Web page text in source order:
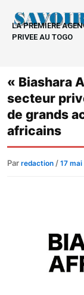
contenu
LA PREMIERE
PRIVEE AU TOGO
« Biashara
secteur
de grands
africains
Par redaction / 17